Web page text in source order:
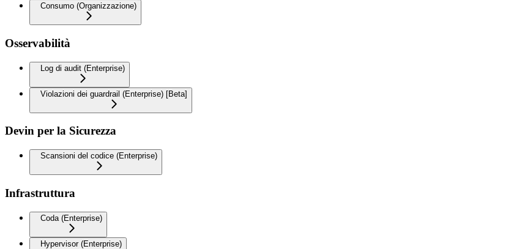
Consumo (Organizzazione)
Osservabilità
Log di audit (Enterprise)
Violazioni dei guardrail (Enterprise) [Beta]
Devin per la Sicurezza
Scansioni del codice (Enterprise)
Infrastruttura
Coda (Enterprise)
Hypervisor (Enterprise)